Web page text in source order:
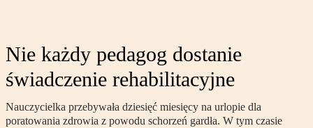
Nie każdy pedagog dostanie
świadczenie rehabilitacyjne
Nauczycielka przebywała dziesięć miesięcy na urlopie dla
poratowania zdrowia z powodu schorzeń gardła. W tym czasie